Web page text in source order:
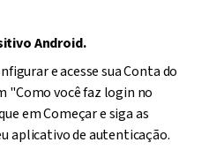
Android.
e acesse sua Conta do
"Como você faz login no
em Começar e siga as
aplicativo de autenticação.